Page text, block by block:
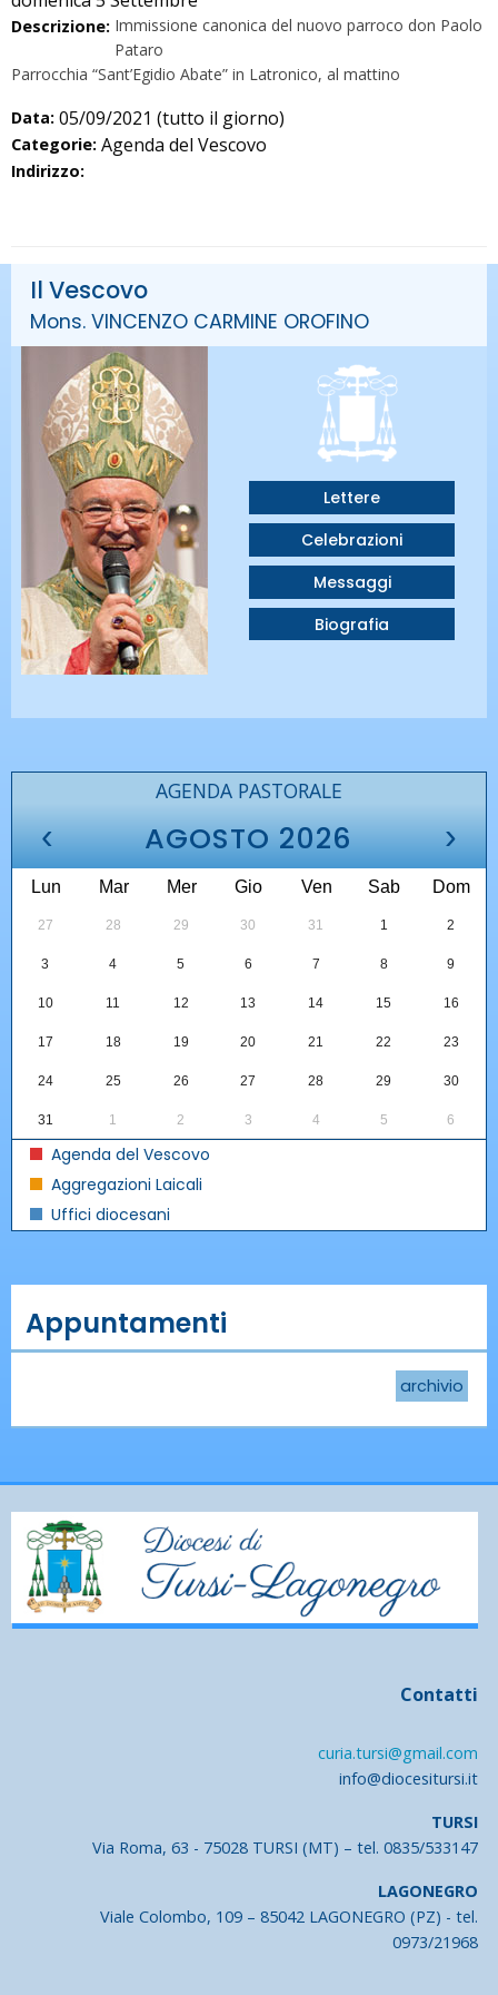
Descrizione: Immissione canonica del nuovo parroco don Paolo
Pataro
Parrocchia “Sant’Egidio Abate” in Latronico, al mattino
Data: 05/09/2021 (tutto il giorno)
Categorie: Agenda del Vescovo
Indirizzo:
Il Vescovo
Mons. VINCENZO CARMINE OROFINO
Lettere
Celebrazioni
Messaggi
Biografia
AGENDA PASTORALE
‹ AGOSTO 2026 ›
Lun Mar Mer Gio Ven Sab Dom
27 28 29 30 31 1 2
3 4 5 6 7 8 9
10 11 12 13 14 15 16
17 18 19 20 21 22 23
24 25 26 27 28 29 30
31 1 2 3 4 5 6
Agenda del Vescovo
Aggregazioni Laicali
Uffici diocesani
Appuntamenti
archivio
Contatti
curia.tursi@gmail.com
info@diocesitursi.it
TURSI
Via Roma, 63 - 75028 TURSI (MT) – tel. 0835/533147
LAGONEGRO
Viale Colombo, 109 – 85042 LAGONEGRO (PZ) - tel.
0973/21968